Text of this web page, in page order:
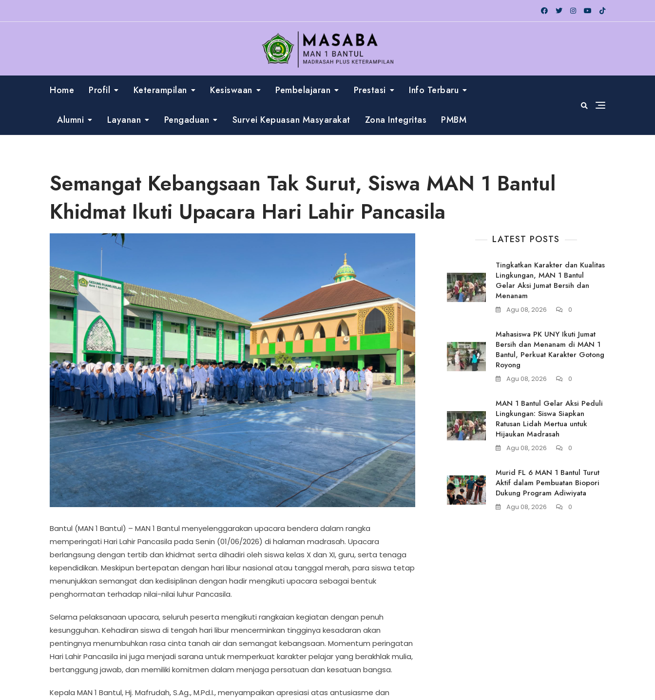
Home Profil Keterampilan Kesiswaan Pembelajaran Prestasi Info Terbaru
Alumni Layanan Pengaduan Survei Kepuasan Masyarakat Zona Integritas PMBM
Semangat Kebangsaan Tak Surut, Siswa MAN 1 Bantul
Khidmat Ikuti Upacara Hari Lahir Pancasila
Bantul (MAN 1 Bantul) – MAN 1 Bantul menyelenggarakan upacara bendera dalam rangka
memperingati Hari Lahir Pancasila pada Senin (01/06/2026) di halaman madrasah. Upacara
berlangsung dengan tertib dan khidmat serta dihadiri oleh siswa kelas X dan XI, guru, serta tenaga
kependidikan. Meskipun bertepatan dengan hari libur nasional atau tanggal merah, para siswa tetap
menunjukkan semangat dan kedisiplinan dengan hadir mengikuti upacara sebagai bentuk
penghormatan terhadap nilai-nilai luhur Pancasila.
Selama pelaksanaan upacara, seluruh peserta mengikuti rangkaian kegiatan dengan penuh
kesungguhan. Kehadiran siswa di tengah hari libur mencerminkan tingginya kesadaran akan
pentingnya menumbuhkan rasa cinta tanah air dan semangat kebangsaan. Momentum peringatan
Hari Lahir Pancasila ini juga menjadi sarana untuk memperkuat karakter pelajar yang berakhlak mulia,
bertanggung jawab, dan memiliki komitmen dalam menjaga persatuan dan kesatuan bangsa.
Kepala MAN 1 Bantul, Hj. Mafrudah, S.Ag., M.Pd.I., menyampaikan apresiasi atas antusiasme dan
LATEST POSTS
Tingkatkan Karakter dan Kualitas
Lingkungan, MAN 1 Bantul
Gelar Aksi Jumat Bersih dan
Menanam
Agu 08, 2026 0
Mahasiswa PK UNY Ikuti Jumat
Bersih dan Menanam di MAN 1
Bantul, Perkuat Karakter Gotong
Royong
Agu 08, 2026 0
MAN 1 Bantul Gelar Aksi Peduli
Lingkungan: Siswa Siapkan
Ratusan Lidah Mertua untuk
Hijaukan Madrasah
Agu 08, 2026 0
Murid FL 6 MAN 1 Bantul Turut
Aktif dalam Pembuatan Biopori
Dukung Program Adiwiyata
Agu 08, 2026 0